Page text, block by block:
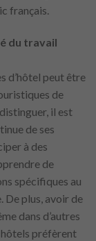
français.
du travail
d’hôtel peut être
de
il est
de ses
à des
de
spécifiques au
De plus, avoir de
dans d’autres
préfèrent